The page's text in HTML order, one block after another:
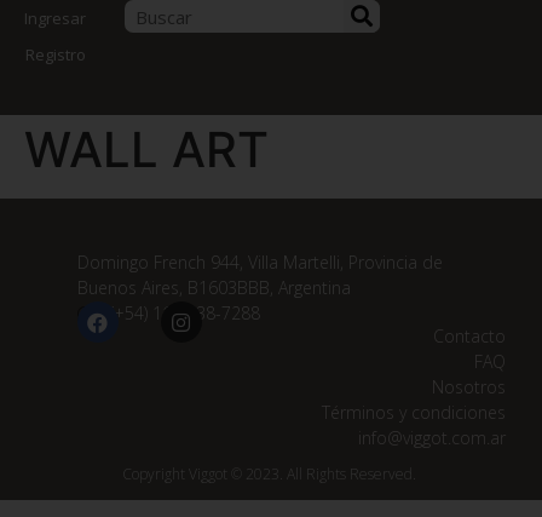
Ingresar
Registro
WALL ART
Domingo French 944, Villa Martelli, Provincia de
Buenos Aires, B1603BBB, Argentina
(+54) 11 3838-7288
Contacto
FAQ
Nosotros
Términos y condiciones
info@viggot.com.ar
Copyright Viggot © 2023. All Rights Reserved.